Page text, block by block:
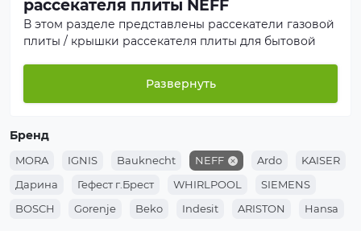
рассекателя плиты NEFF
В этом разделе представлены рассекатели газовой
плиты / крышки рассекателя плиты для бытовой
аналоги от ведущих брендов. Все товары проходят
Если вы не уверены в подборе — отправьте нам
модель вашей техники, и мы поможем подобрать
нужный рассекатели газовой плиты / крышки
рассекателя плиты NEFF, совместимый с вашим
устройством.
Развернуть
Бренд
MORA IGNIS Bauknecht NEFF Ardo
KAISER
Дарина
Гефест г.Брест WHIRLPOOL
SIEMENS
BOSCH
Gorenje Beko Indesit ARISTON Hansa